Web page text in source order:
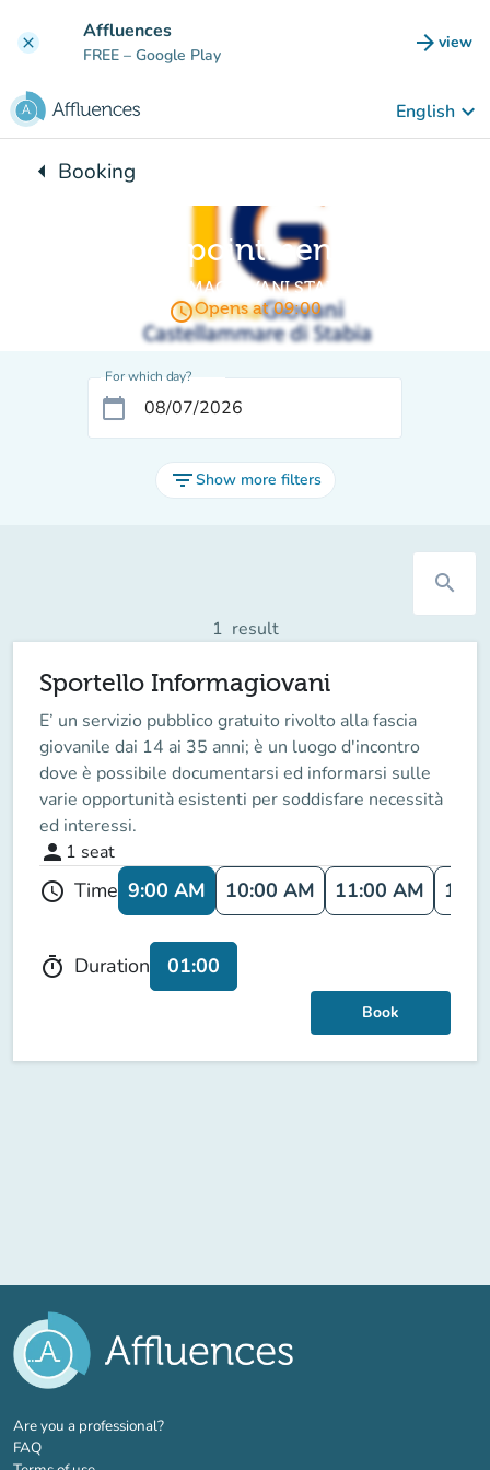
clear Affluences
FREE – Google Play arrow_forward view
(new
English keyboard_arrow_down
arrow_leftBack to:
Booking
Appointment
INFORMAGIOVANI STABIA
access_timeOpens at 09:00
For which day?
calendar_today
filter_listShow more filters
search
1 result
Sportello Informagiovani
E’ un servizio pubblico gratuito rivolto alla fascia
giovanile dai 14 ai 35 anni; è un luogo d'incontro
dove è possibile documentarsi ed informarsi sulle
varie opportunità esistenti per soddisfare necessità
ed interessi.
person 1 seat
schedule Time 9:00 AM 10:00 AM 11:00 AM
timer Duration 01:00
Book
Are you a professional?(new tab)
FAQ